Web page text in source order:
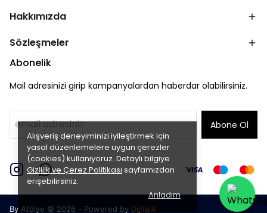
Alışveriş deneyiminizi iyileştirmek için
yasal düzenlemelere uygun çerezler
(cookies) kullanıyoruz. Detaylı bilgiye
Gizlilik ve Çerez Politikası sayfamızdan
erişebilirsiniz.
Anladım
Hakkımızda
Sözleşmeler
Abonelik
Mail adresinizi girip kampanyalardan haberdar olabilirsiniz.
Abone Ol
By Atölye © 2026 - Powered by Dijital4